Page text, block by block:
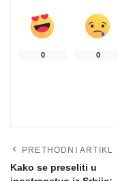
0 0
PRETHODNI ARTIKL
Kako se preseliti u